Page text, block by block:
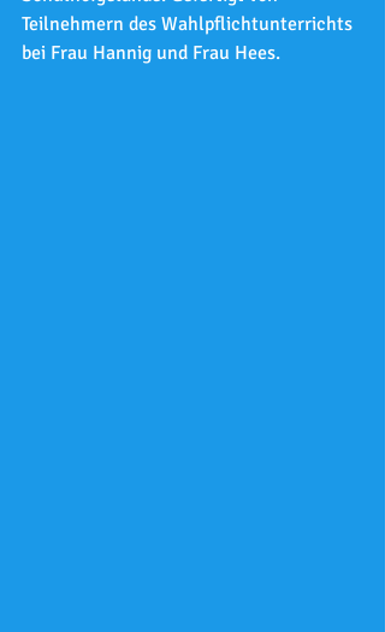
Teilnehmern des Wahlpflichtunterrichts
bei Frau Hannig und Frau Hees.